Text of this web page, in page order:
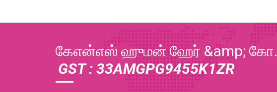
கேஎன்எஸ் ஹுமன் ஹேர் &amp; கோ.
GST : 33AMGPG9455K1ZR